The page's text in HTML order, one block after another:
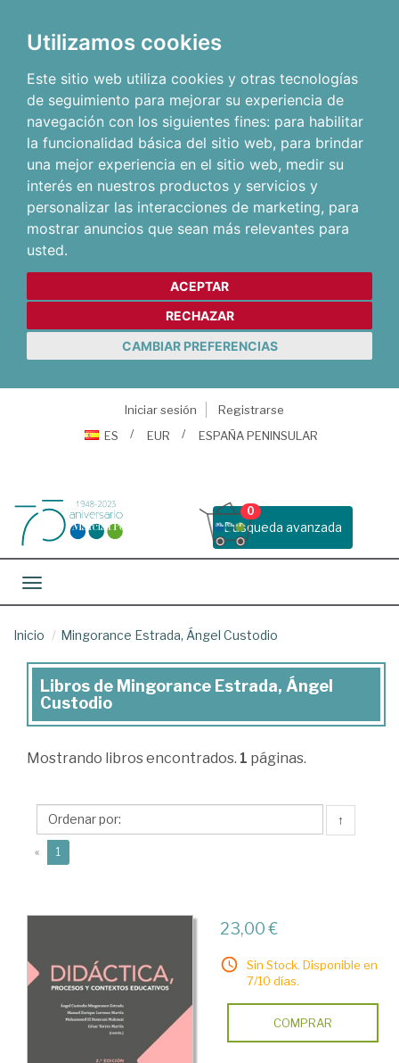
Utilizamos cookies
Este sitio web utiliza cookies y otras tecnologías
de seguimiento para mejorar su experiencia de
navegación con los siguientes fines: para habilitar
la funcionalidad básica del sitio web, para brindar
una mejor experiencia en el sitio web, medir su
interés en nuestros productos y servicios y
personalizar las interacciones de marketing, para
mostrar anuncios que sean más relevantes para
usted.
ACEPTAR
RECHAZAR
CAMBIAR PREFERENCIAS
Iniciar sesión
Registrarse
ES
EUR ESPAÑA PENINSULAR
Busqueda avanzada
0
Toggle navigation
Inicio Mingorance Estrada, Ángel Custodio
Libros
de
Mingorance
Ángel
Custodio
Libros de Mingorance Estrada, Ángel
Custodio
Mostrando libros encontrados. 1 páginas.
↑
« 1
23,00 €
Sin Stock. Disponible en
7/10 días.
COMPRAR